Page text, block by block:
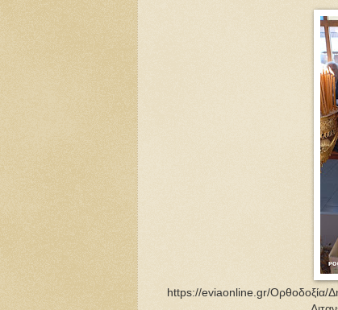
https://eviaonline.gr/Ορθοδοξία/